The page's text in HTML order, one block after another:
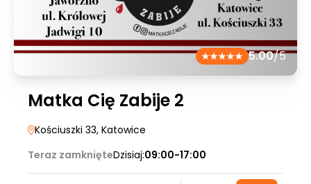
5.00/5
Matka Cię Zabije 2
Kościuszki 33, Katowice
Teraz zamknięteDzisiaj:09:00-17:00